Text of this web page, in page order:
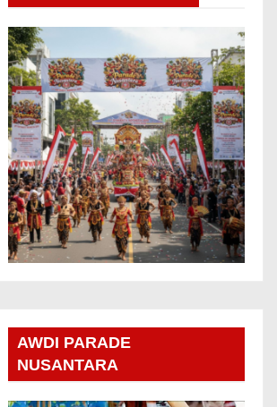
AWDI PARADE
NUSANTARA